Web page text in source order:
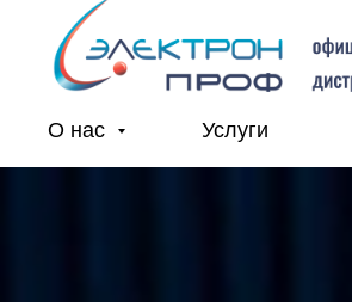
О нас Услуги